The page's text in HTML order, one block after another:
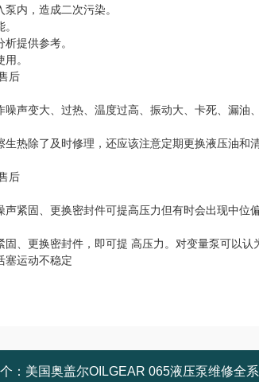
内，造成二次污染。
提供参考。
。
声变大、过热、温度过高、振动大、卡死、漏油
热除了及时修理，还应该注意定期更换液压油和
紧固、更换密封件可提高压力但有时会出现中位
、更换密封件，即可提 高压力。对变量泵可以认
塞运动不稳定
： 美国奥盖尔OILGEAR 065液压泵维修全